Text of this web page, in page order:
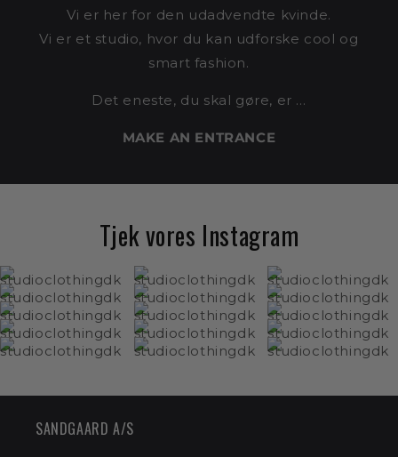
Vi er her for den udadvendte kvinde.
Vi er et studio, hvor du kan udforske cool og
smart fashion.
Det eneste, du skal gøre, er …
MAKE AN ENTRANCE
Tjek vores Instagram
SANDGAARD A/S